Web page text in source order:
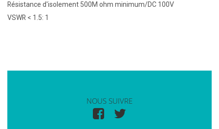
Résistance d'isolement 500M ohm minimum/DC 100V
VSWR < 1.5: 1
NOUS SUIVRE